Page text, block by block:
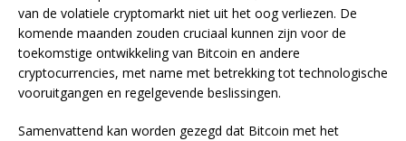
van de volatiele cryptomarkt niet uit het oog verliezen. De
komende maanden zouden cruciaal kunnen zijn voor de
toekomstige ontwikkeling van Bitcoin en andere
cryptocurrencies, met name met betrekking tot technologische
vooruitgangen en regelgevende beslissingen.
Samenvattend kan worden gezegd dat Bitcoin met het